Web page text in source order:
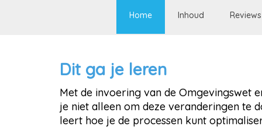
Home Inhoud Reviews
Dit ga je leren
Met de invoering van de Omgevingswet
je niet alleen om deze veranderingen te
leert hoe je de processen kunt